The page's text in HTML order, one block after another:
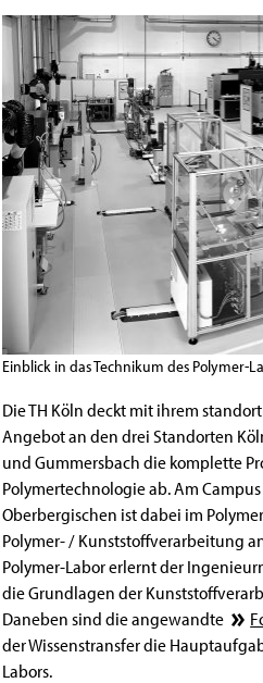
Einblick in das Technikum des Polymer-
Die TH Köln deckt mit ihrem
Angebot an den drei Standorten
und Gummersbach die komplette
Polymertechnologie ab. Am
Oberbergischen ist dabei im
Polymer- / Kunststoffverarbeitung
Polymer-Labor erlernt der
die Grundlagen der
Daneben sind die angewandte
der Wissenstransfer die
Labors.